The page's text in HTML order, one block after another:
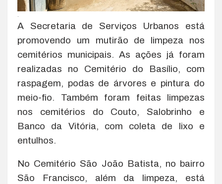
A Secretaria de Serviços Urbanos está
promovendo um mutirão de limpeza nos
cemitérios municipais. As ações já foram
realizadas no Cemitério do Basílio, com
raspagem, podas de árvores e pintura do
meio-fio. Também foram feitas limpezas
nos cemitérios do Couto, Salobrinho e
Banco da Vitória, com coleta de lixo e
entulhos.
No Cemitério São João Batista, no bairro
São Francisco, além da limpeza, está